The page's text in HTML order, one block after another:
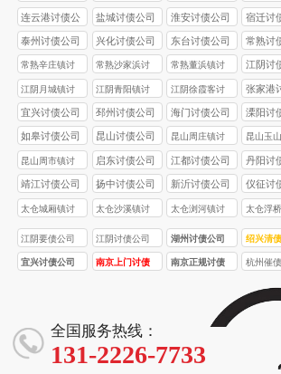
公司
公司
公司
连云港讨债公
司
盐城讨债公司 淮安讨债公司 宿迁讨
泰州讨债公司 兴化讨债公司 东台讨债公司 常熟讨
常熟辛庄镇讨
债公司
常熟沙家浜讨
债公司
常熟董浜镇讨
债公司
江阴讨
江阴月城镇讨
债公司
江阴青阳镇讨
债公司
江阴徐霞客讨
债公司
张家港
司
宜兴讨债公司 邳州讨债公司 海门讨债公司 溧阳讨
如皋讨债公司 昆山讨债公司
昆山周庄镇讨
债公司
昆山玉
债公司
昆山周市镇讨
债公司
启东讨债公司 江都讨债公司 丹阳讨
靖江讨债公司 扬中讨债公司 新沂讨债公司 仪征讨
太仓城厢镇讨
债公司
太仓沙溪镇讨
债公司
太仓浏河镇讨
债公司
太仓浮
债公司
江阴要债公司 江阴讨债公司 湖州讨债公司 绍兴清
宜兴讨债公司
南京上门讨债
南京正规讨债
杭州催
全国服务热线：
131-2226-7733